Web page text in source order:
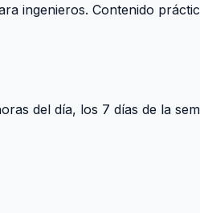
ingenieros. Contenido
del día, los 7 días de la